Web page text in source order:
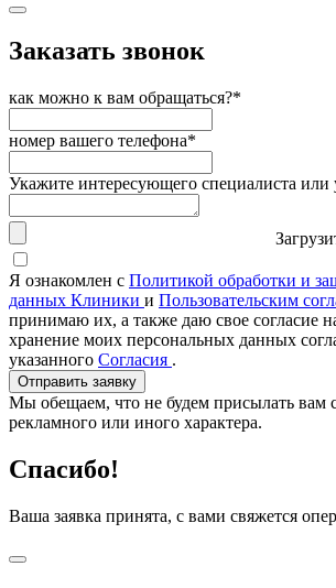
Заказать звонок
как можно к вам обращаться?*
номер вашего телефона*
Укажите интересующего специалиста или
Я ознакомлен с Политикой обработки и
данных Клиники и Пользовательским
принимаю их, а также даю свое согласие
хранение моих персональных данных
указанного Согласия .
Отправить заявку
Мы обещаем, что не будем присылать вам
рекламного или иного характера.
Спасибо!
Ваша заявка принята, с вами свяжется